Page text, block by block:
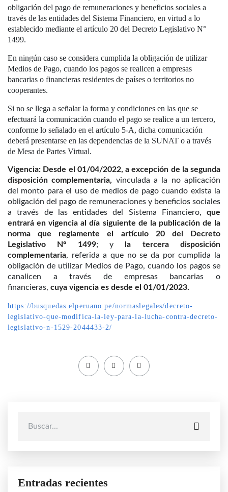
obligación del pago de remuneraciones y beneficios sociales a
través de las entidades del Sistema Financiero, en virtud a lo
establecido mediante el artículo 20 del Decreto Legislativo N°
1499.
En ningún caso se considera cumplida la obligación de utilizar
Medios de Pago, cuando los pagos se realicen a empresas
bancarias o financieras residentes de países o territorios no
cooperantes.
Si no se llega a señalar la forma y condiciones en las que se
efectuará la comunicación cuando el pago se realice a un tercero,
conforme lo señalado en el artículo 5-A, dicha comunicación
deberá presentarse en las dependencias de la SUNAT o a través
de Mesa de Partes Virtual.
Vigencia: Desde el 01/04/2022, a excepción de la segunda
disposición complementaria, vinculada a la no aplicación
del monto para el uso de medios de pago cuando exista la
obligación del pago de remuneraciones y beneficios sociales
a través de las entidades del Sistema Financiero, que
entrará en vigencia al día siguiente de la publicación de la
norma que reglamente el artículo 20 del Decreto
Legislativo Nº 1499; y
la tercera disposición
complementaria, referida a que no se da por cumplida la
obligación de utilizar Medios de Pago, cuando los pagos se
canalicen a través de empresas bancarias o
financieras, cuya vigencia es desde el 01/01/2023.
https://busquedas.elperuano.pe/normaslegales/decreto-
legislativo-que-modifica-la-ley-para-la-lucha-contra-decreto-
legislativo-n-1529-2044433-2/
Entradas recientes